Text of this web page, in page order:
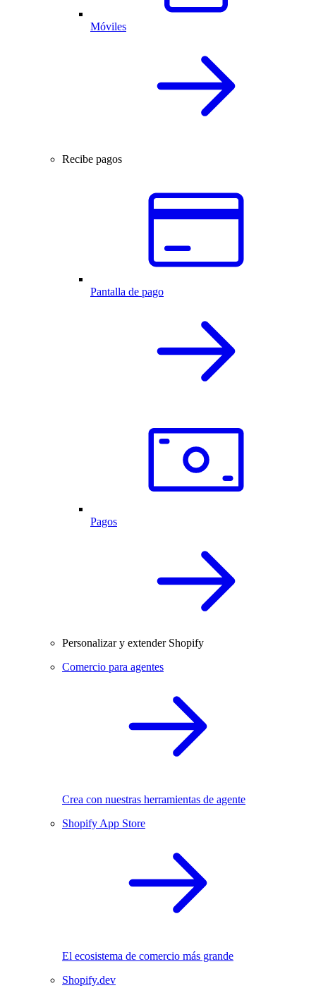
Móviles
Recibe pagos
Pantalla de pago
Pagos
Personalizar y extender Shopify
Comercio para agentes
Crea con nuestras herramientas de agente
Shopify App Store
El ecosistema de comercio más grande
Shopify.dev